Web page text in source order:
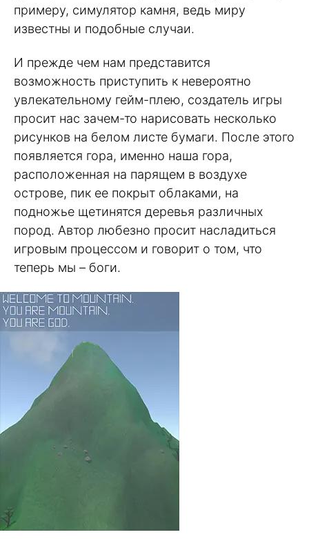
примеру, симулятор камня, ведь миру
известны и подобные случаи.
И прежде чем нам представится
возможность приступить к невероятно
увлекательному гейм-плею, создатель игры
просит нас зачем-то нарисовать несколько
рисунков на белом листе бумаги. После этого
появляется гора, именно наша гора,
расположенная на парящем в воздухе
острове, пик ее покрыт облаками, на
подножье щетинятся деревья различных
пород. Автор любезно просит насладиться
игровым процессом и говорит о том, что
теперь мы – боги.